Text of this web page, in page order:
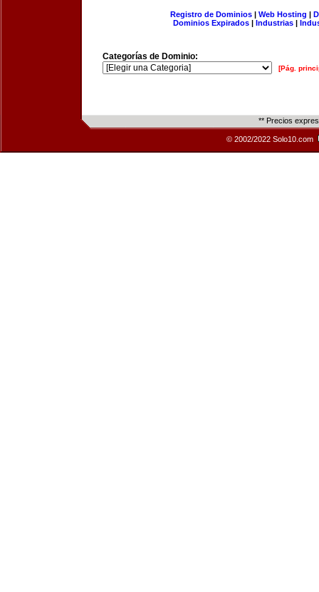
Registro de Dominios| Web Hosting |
Dominios Expirados | Industrias |
Categorías de Dominio:
[Pág.
** Precios
© 2002/2022 Solo10.com